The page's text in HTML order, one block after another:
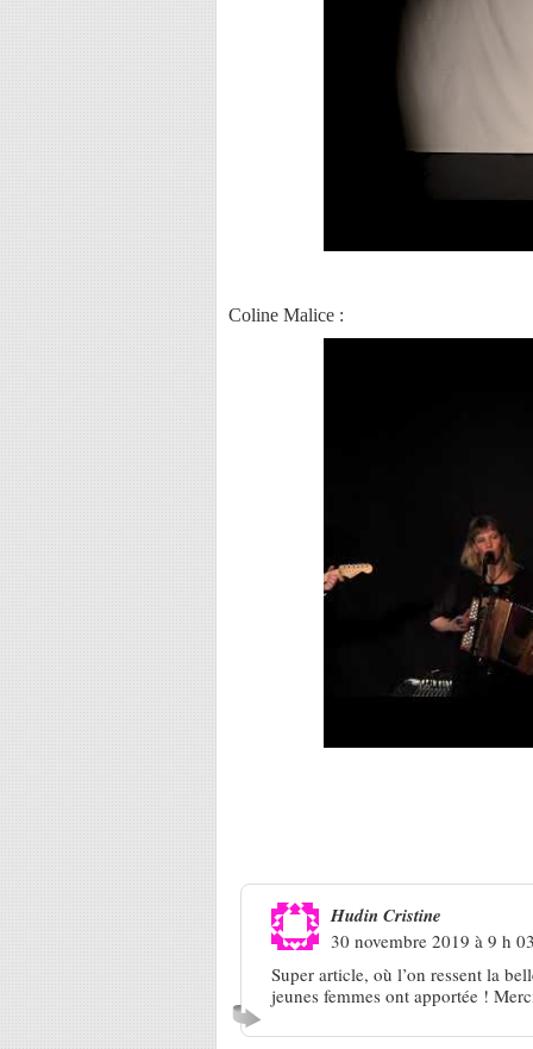
Coline Malice :
Hudin Cristine
30 novembre 2019 à 9 h
Super article, où l’on ressent la
jeunes femmes ont apportée !